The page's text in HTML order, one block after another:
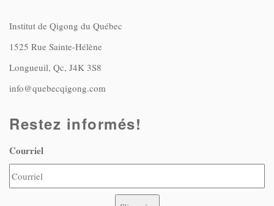
Institut de Qigong du Québec
1525 Rue Sainte-Hélène
Longueuil, Qc, J4K 3S8
info@quebecqigong.com
Restez informés!
Courriel